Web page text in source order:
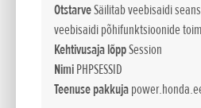
OtstarveSäilitab veebisaidi
veebisaidi põhifunktsioonide
Kehtivusaja lõppSession
NimiPHPSESSID
Teenuse pakkuja
Premium-klassi murutraktorid
Ideaalsed suurte muruplatside,
spordiväljakute jaoks.
Need murutraktorid on loodud